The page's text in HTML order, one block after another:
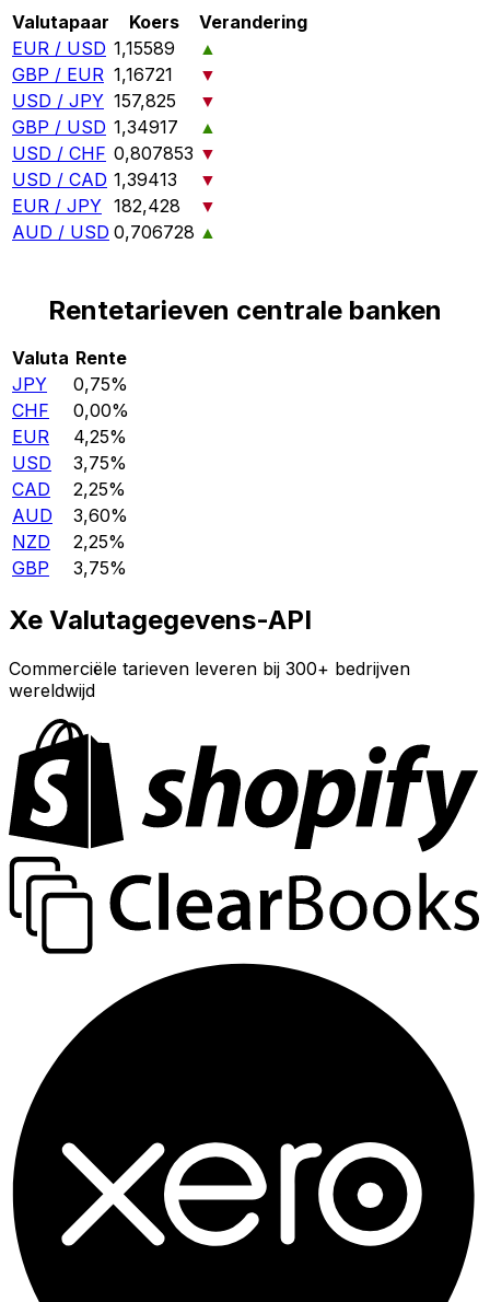
Valutapaar Koers
Verandering
EUR / USD 1,15589
▲
GBP / EUR 1,16721
▼
USD / JPY 157,825
▼
GBP / USD 1,34917
▲
USD / CHF 0,807853 ▼
USD / CAD 1,39413
▼
EUR / JPY 182,428
▼
AUD / USD 0,706728 ▲
Rentetarieven centrale banken
Valuta Rente
JPY
0,75%
CHF
0,00%
EUR
4,25%
USD
3,75%
CAD
2,25%
AUD
3,60%
NZD
2,25%
GBP
3,75%
Xe Valutagegevens-API
Commerciële tarieven leveren bij 300+ bedrijven
wereldwijd